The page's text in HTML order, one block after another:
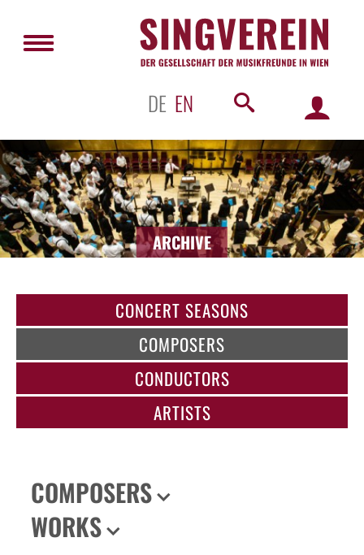
DE EN
ARCHIVE
CONCERT SEASONS
COMPOSERS
CONDUCTORS
ARTISTS
COMPOSERS
WORKS